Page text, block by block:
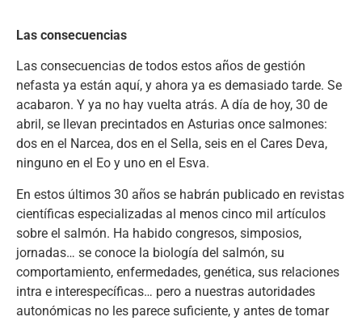
Las consecuencias
Las consecuencias de todos estos años de gestión
nefasta ya están aquí, y ahora ya es demasiado tarde. Se
acabaron. Y ya no hay vuelta atrás. A día de hoy, 30 de
abril, se llevan precintados en Asturias once salmones:
dos en el Narcea, dos en el Sella, seis en el Cares Deva,
ninguno en el Eo y uno en el Esva.
En estos últimos 30 años se habrán publicado en revistas
científicas especializadas al menos cinco mil artículos
sobre el salmón. Ha habido congresos, simposios,
jornadas… se conoce la biología del salmón, su
comportamiento, enfermedades, genética, sus relaciones
intra e interespecíficas… pero a nuestras autoridades
autonómicas no les parece suficiente, y antes de tomar